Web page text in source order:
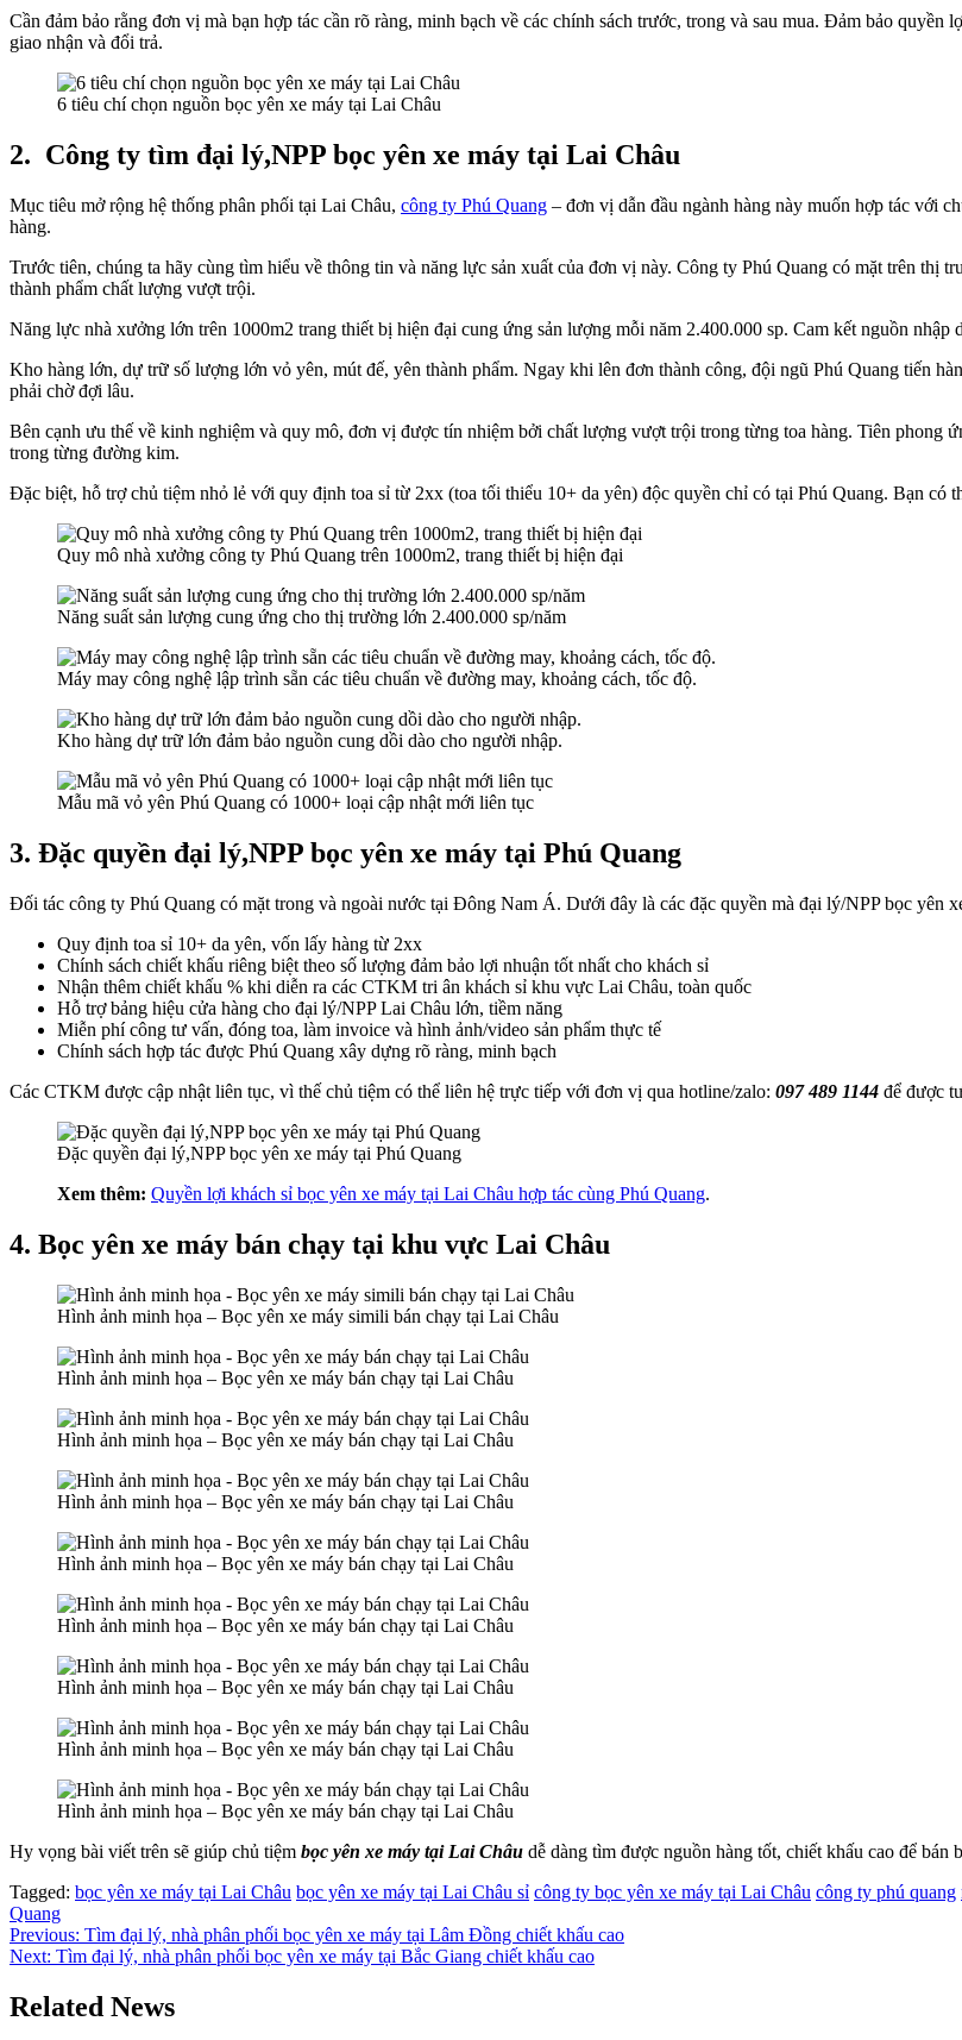
Cần đảm bảo rằng đơn vị mà bạn hợp tác cần rõ ràng, minh bạch về các chính sách trước, trong và sau mua. Đảm bảo
giao nhận và đổi trả.
6 tiêu chí chọn nguồn bọc yên xe máy tại Lai Châu
2. Công ty tìm đại lý,NPP bọc yên xe máy tại Lai Châu
Mục tiêu mở rộng hệ thống phân phối tại Lai Châu, công ty Phú Quang – đơn vị dẫn đầu ngành hàng này muốn hợp tác với
hàng.
Trước tiên, chúng ta hãy cùng tìm hiểu về thông tin và năng lực sản xuất của đơn vị này. Công ty Phú Quang có mặt trên thị
thành phẩm chất lượng vượt trội.
Năng lực nhà xưởng lớn trên 1000m2 trang thiết bị hiện đại cung ứng sản lượng mỗi năm 2.400.000 sp. Cam kết nguồn
Kho hàng lớn, dự trữ số lượng lớn vỏ yên, mút đế, yên thành phẩm. Ngay khi lên đơn thành công, đội ngũ Phú Quang tiến
phải chờ đợi lâu.
Bên cạnh ưu thế về kinh nghiệm và quy mô, đơn vị được tín nhiệm bởi chất lượng vượt trội trong từng toa hàng. Tiên phong
trong từng đường kim.
Đặc biệt, hỗ trợ chủ tiệm nhỏ lẻ với quy định toa sỉ từ 2xx (toa tối thiểu 10+ da yên) độc quyền chỉ có tại Phú Quang. Bạn có
Quy mô nhà xưởng công ty Phú Quang trên 1000m2, trang thiết bị hiện đại
Năng suất sản lượng cung ứng cho thị trường lớn 2.400.000 sp/năm
Máy may công nghệ lập trình sẵn các tiêu chuẩn về đường may, khoảng cách, tốc độ.
Kho hàng dự trữ lớn đảm bảo nguồn cung dồi dào cho người nhập.
Mẫu mã vỏ yên Phú Quang có 1000+ loại cập nhật mới liên tục
3. Đặc quyền đại lý,NPP bọc yên xe máy tại Phú Quang
Đối tác công ty Phú Quang có mặt trong và ngoài nước tại Đông Nam Á. Dưới đây là các đặc quyền mà đại lý/NPP bọc yên
Quy định toa sỉ 10+ da yên, vốn lấy hàng từ 2xx
Chính sách chiết khấu riêng biệt theo số lượng đảm bảo lợi nhuận tốt nhất cho khách sỉ
Nhận thêm chiết khấu % khi diễn ra các CTKM tri ân khách sỉ khu vực Lai Châu, toàn quốc
Hỗ trợ bảng hiệu cửa hàng cho đại lý/NPP Lai Châu lớn, tiềm năng
Miễn phí công tư vấn, đóng toa, làm invoice và hình ảnh/video sản phẩm thực tế
Chính sách hợp tác được Phú Quang xây dựng rõ ràng, minh bạch
Các CTKM được cập nhật liên tục, vì thế chủ tiệm có thể liên hệ trực tiếp với đơn vị qua hotline/zalo: 097 489 1144 để được
Đặc quyền đại lý,NPP bọc yên xe máy tại Phú Quang
Xem thêm: Quyền lợi khách sỉ bọc yên xe máy tại Lai Châu hợp tác cùng Phú Quang.
4. Bọc yên xe máy bán chạy tại khu vực Lai Châu
Hình ảnh minh họa – Bọc yên xe máy simili bán chạy tại Lai Châu
Hình ảnh minh họa – Bọc yên xe máy bán chạy tại Lai Châu
Hình ảnh minh họa – Bọc yên xe máy bán chạy tại Lai Châu
Hình ảnh minh họa – Bọc yên xe máy bán chạy tại Lai Châu
Hình ảnh minh họa – Bọc yên xe máy bán chạy tại Lai Châu
Hình ảnh minh họa – Bọc yên xe máy bán chạy tại Lai Châu
Hình ảnh minh họa – Bọc yên xe máy bán chạy tại Lai Châu
Hình ảnh minh họa – Bọc yên xe máy bán chạy tại Lai Châu
Hình ảnh minh họa – Bọc yên xe máy bán chạy tại Lai Châu
Hy vọng bài viết trên sẽ giúp chủ tiệm bọc yên xe máy tại Lai Châu dễ dàng tìm được nguồn hàng tốt, chiết khấu cao để
Tagged: bọc yên xe máy tại Lai Châu bọc yên xe máy tại Lai Châu sỉ công ty bọc yên xe máy tại Lai Châu công ty phú quang
Quang
Điều
hướng
bài
Previous: Tìm đại lý, nhà phân phối bọc yên xe máy tại Lâm Đồng chiết khấu cao
Next: Tìm đại lý, nhà phân phối bọc yên xe máy tại Bắc Giang chiết khấu cao
Related News